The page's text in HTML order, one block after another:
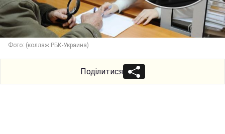
Фото: (коллаж РБК-Украина)
Поділитися